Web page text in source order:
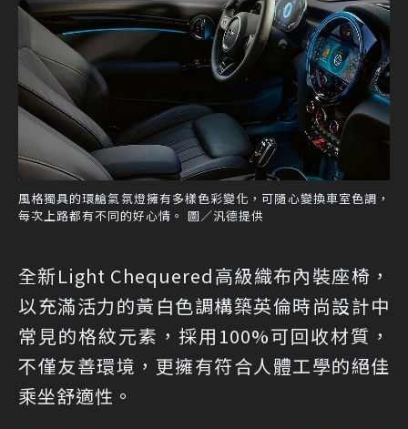
風格獨具的環艙氣氛燈擁有多樣色彩變化，可隨心變換車室色調，
每次上路都有不同的好心情。 圖／汎德提供
全新Light Chequered高級織布內裝座椅，
以充滿活力的黃白色調構築英倫時尚設計中
常見的格紋元素，採用100%可回收材質，
不僅友善環境，更擁有符合人體工學的絕佳
乘坐舒適性。